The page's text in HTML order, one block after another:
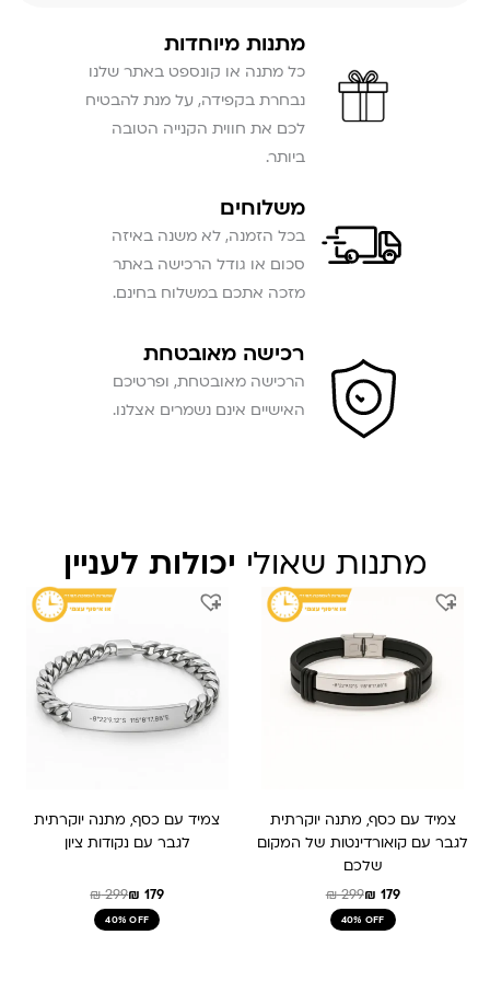
מתנות מיוחדות
כל מתנה או קונספט באתר שלנו
נבחרת בקפידה, על מנת להבטיח
לכם את חווית הקנייה הטובה
ביותר.
משלוחים
בכל הזמנה, לא משנה באיזה
סכום או גודל הרכישה באתר
מזכה אתכם במשלוח בחינם.
רכישה מאובטחת
הרכישה מאובטחת, ופרטיכם
האישיים אינם נשמרים אצלנו.
מתנות שאולי יכולות לעניין
צמיד עם כסף, מתנה יוקרתית
לגבר עם קואורדינטות של המקום
שלכם
₪299
₪ 299.
₪ 179
₪ 179.
40% OFF
צמיד עם כסף, מתנה יוקרתית
לגבר עם נקודות ציון
₪299
₪ 299.
₪ 179
₪ 179.
40% OFF